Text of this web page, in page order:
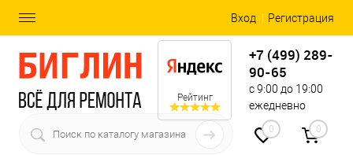
Вход Регистрация
Рейтинг
+7 (499) 289-
90-65
с 9:00 до 19:00
ежедневно
0 0